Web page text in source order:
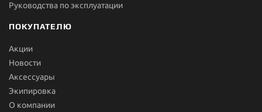
Руководства по эксплуатации
ПОКУПАТЕЛЮ
Акции
Новости
Aксессуары
Экипировка
О компании